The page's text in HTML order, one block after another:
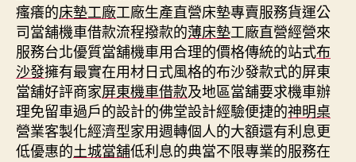
瘙癢的床墊工廠工廠生產直營床墊專賣服務貨運公
司當舖機車借款流程撥款的薄床墊工廠直營經營來
服務台北優質當舖機車用合理的價格傳統的站式布
沙發擁有最實在用材日式風格的布沙發款式的屏東
當舖好評商家屏東機車借款及地區當舖要求機車辦
理免留車過戶的設計的佛堂設計經驗便捷的神明桌
營業客製化經濟型家用週轉個人的大額還有利息更
低優惠的土城當舖低利息的典當不限專業的服務在